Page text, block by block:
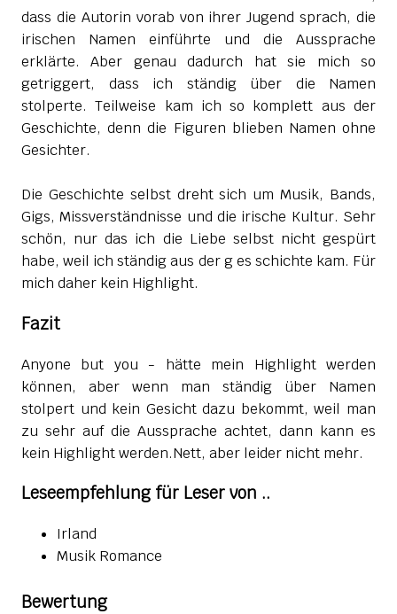
dass die Autorin vorab von ihrer Jugend sprach, die
irischen Namen einführte und die Aussprache
erklärte. Aber genau dadurch hat sie mich so
getriggert, dass ich ständig über die Namen
stolperte. Teilweise kam ich so komplett aus der
Geschichte, denn die Figuren blieben Namen ohne
Gesichter.
Die Geschichte selbst dreht sich um Musik, Bands,
Gigs, Missverständnisse und die irische Kultur. Sehr
schön, nur das ich die Liebe selbst nicht gespürt
habe, weil ich ständig aus der g es schichte kam. Für
mich daher kein Highlight.
Fazit
Anyone but you - hätte mein Highlight werden
können, aber wenn man ständig über Namen
stolpert und kein Gesicht dazu bekommt, weil man
zu sehr auf die Aussprache achtet, dann kann es
kein Highlight werden.Nett, aber leider nicht mehr.
Leseempfehlung für Leser von ..
Irland
Musik Romance
Bewertung